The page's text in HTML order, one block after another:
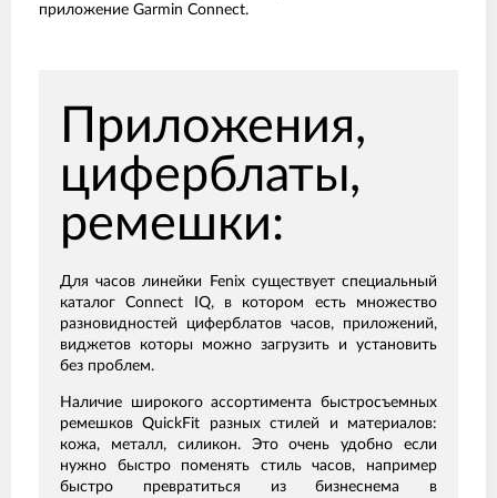
приложение Garmin Connect.
Приложения,
циферблаты,
ремешки:
Для часов линейки Fenix существует специальный
каталог Connect IQ, в котором есть множество
разновидностей циферблатов часов, приложений,
виджетов которы можно загрузить и установить
без проблем.
Наличие широкого ассортимента быстросъемных
ремешков QuickFit разных стилей и материалов:
кожа, металл, силикон. Это очень удобно если
нужно быстро поменять стиль часов, например
быстро превратиться из бизнеснема в